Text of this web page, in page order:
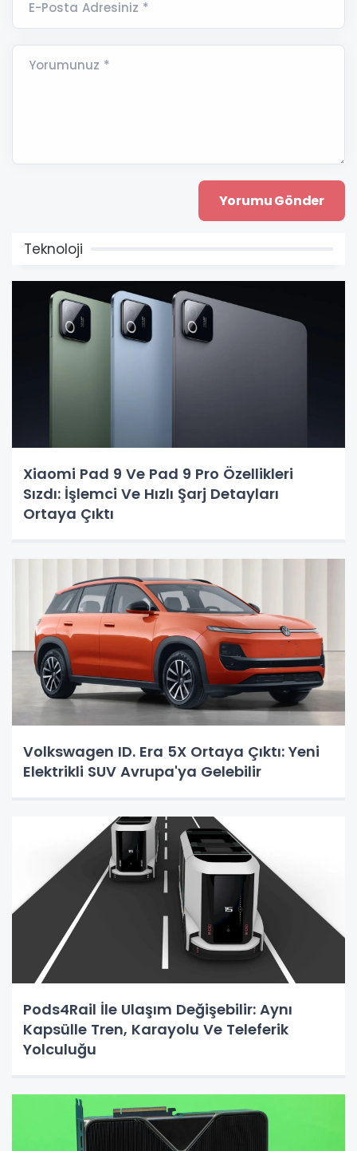
E-Posta Adresiniz *
Yorumunuz *
Teknoloji
Xiaomi Pad 9 Ve Pad 9 Pro Özellikleri
Sızdı: İşlemci Ve Hızlı Şarj Detayları
Ortaya Çıktı
Volkswagen ID. Era 5X Ortaya Çıktı: Yeni
Elektrikli SUV Avrupa'ya Gelebilir
Pods4Rail İle Ulaşım Değişebilir: Aynı
Kapsülle Tren, Karayolu Ve Teleferik
Yolculuğu